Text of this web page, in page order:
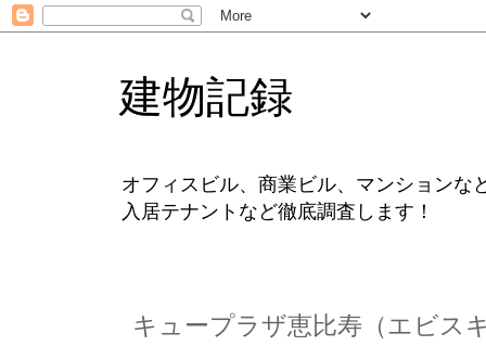
建物記録
オフィスビル、商業ビル、マンションな
入居テナントなど徹底調査します！
キュープラザ恵比寿（エビス